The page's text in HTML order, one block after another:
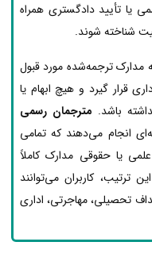
یا تأیید دادگستری همراه
شناخته شوند.
مدارک ترجمه‌شده مورد قبول
قرار گیرد و هیچ ابهام یا
باشد. مترجمان رسمی
انجام می‌دهند که تمامی
یا حقوقی مدارک کاملاً
ترتیب، کاربران می‌توانند
تحصیلی، مهاجرتی، اداری